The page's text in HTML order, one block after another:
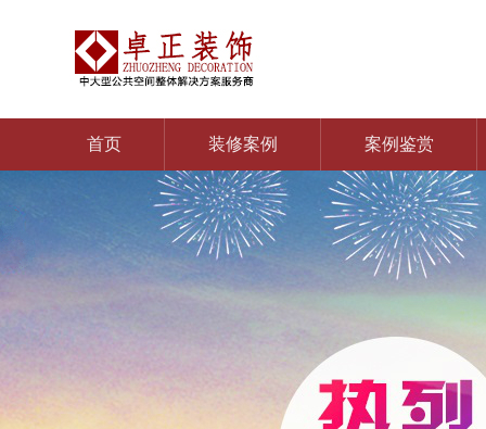
首页 装修案例 案例鉴赏